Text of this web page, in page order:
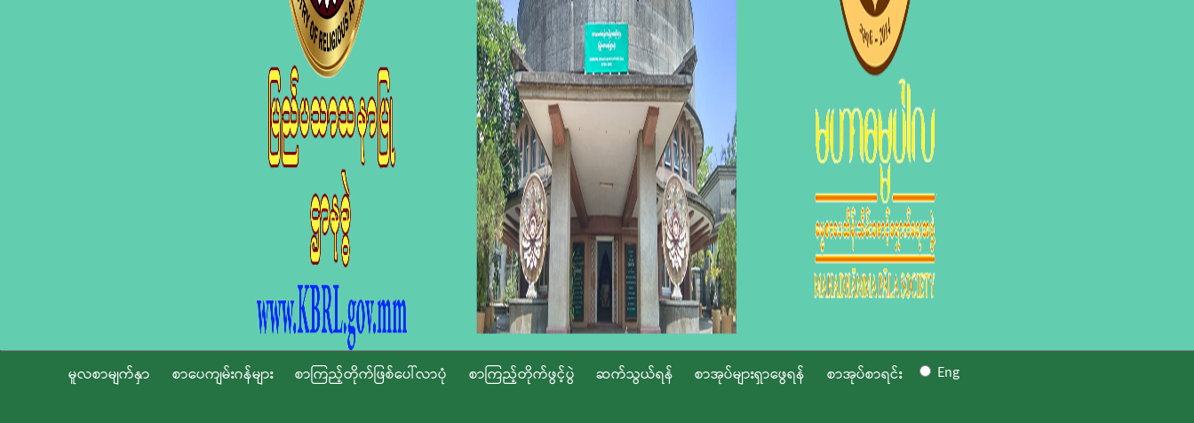
မူလစာမျက်နှာ စာပေကျမ်းဂန်များ စာကြည့်တိုက်ဖြစ်ပေါ်လာပုံ စာကြည့်တိုက်ဖွင့်ပွဲ ဆက်သွယ်ရန် စာအုပ်များရှာဖွေရန် စာအုပ်စာရင်း Eng